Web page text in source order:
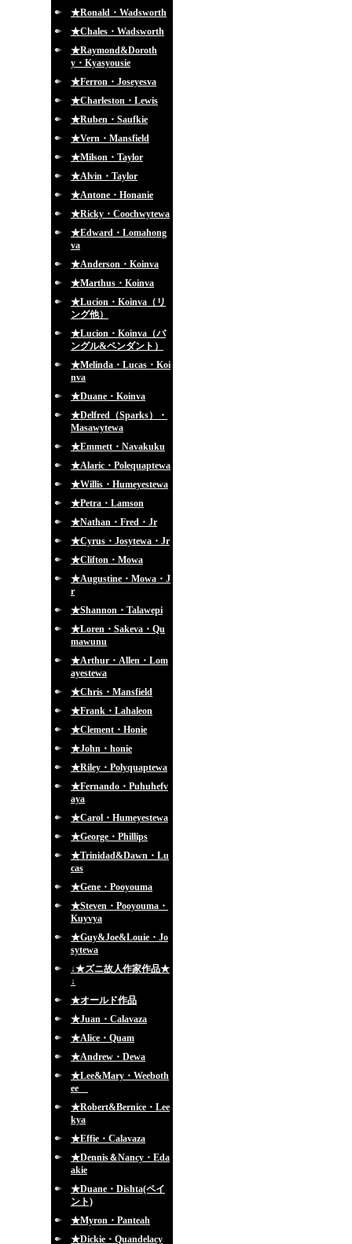
★Ronald・Wadsworth
★Chales・Wadsworth
★Raymond&Doroth
y・Kyasyousie
★Ferron・Joseyesva
★Charleston・Lewis
★Ruben・Saufkie
★Vern・Mansfield
★Milson・Taylor
★Alvin・Taylor
★Antone・Honanie
★Ricky・Coochwytewa
★Edward・Lomahong
va
★Anderson・Koinva
★Marthus・Koinva
★Lucion・Koinva（リ
ング他）
★Lucion・Koinva（バ
ングル&ペンダント）
★Melinda・Lucas・Koi
nva
★Duane・Koinva
★Delfred（Sparks）・
Masawytewa
★Emmett・Navakuku
★Alaric・Polequaptewa
★Willis・Humeyestewa
★Petra・Lamson
★Nathan・Fred・Jr
★Cyrus・Josytewa・Jr
★Clifton・Mowa
★Augustine・Mowa・J
r
★Shannon・Talawepi
★Loren・Sakeva・Qu
mawunu
★Arthur・Allen・Lom
ayestewa
★Chris・Mansfield
★Frank・Lahaleon
★Clement・Honie
★John・honie
★Riley・Polyquaptewa
★Fernando・Puhuhefv
aya
★Carol・Humeyestewa
★George・Phillips
★Trinidad&Dawn・Lu
cas
★Gene・Pooyouma
★Steven・Pooyouma・
Kuyvya
★Guy&Joe&Louie・Jo
sytewa
↓★ズニ故人作家作品★
↓
★オールド作品
★Juan・Calavaza
★Alice・Quam
★Andrew・Dewa
★Lee&Mary・Weeboth
ee
★Robert&Bernice・Lee
kya
★Effie・Calavaza
★Dennis＆Nancy・Eda
akie
★Duane・Dishta(ペイ
ント)
★Myron・Panteah
★Dickie・Quandelacy